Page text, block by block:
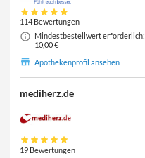
114 Bewertungen
Mindestbestellwert erforderlich:
10,00 €
Apothekenprofil ansehen
mediherz.de
19 Bewertungen